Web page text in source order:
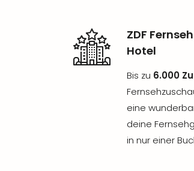
ZDF
Hotel
Bis zu 6.000
eine
deine
in nur einer